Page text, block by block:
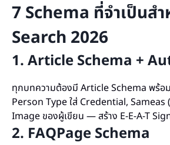
7 Schema ที่จำเป็นส
Search 2026
1. Article Schema +
ทุกบทความต้องมี Article Schema พร้อ
Person Type ใส่ Credential, Sameas
Image ของผู้เขียน — สร้าง E-E-A-T
2. FAQPage Schema